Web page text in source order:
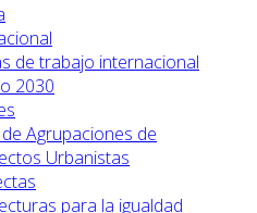
de trabajo internacional
2030
Agrupaciones de
Urbanistas
para la igualdad